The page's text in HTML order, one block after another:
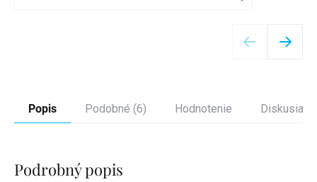
Popis Podobné (6) Hodnotenie Diskusia
Podrobný popis